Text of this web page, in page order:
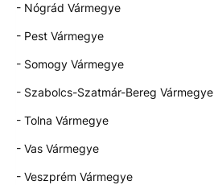
- Nógrád Vármegye
- Pest Vármegye
- Somogy Vármegye
- Szabolcs-Szatmár-Bereg Vármegye
- Tolna Vármegye
- Vas Vármegye
- Veszprém Vármegye